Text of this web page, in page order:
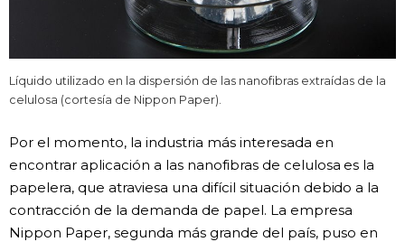
Líquido utilizado en la dispersión de las nanofibras extraídas de la
celulosa (cortesía de Nippon Paper).
Por el momento, la industria más interesada en
encontrar aplicación a las nanofibras de celulosa es la
papelera, que atraviesa una difícil situación debido a la
contracción de la demanda de papel. La empresa
Nippon Paper, segunda más grande del país, puso en